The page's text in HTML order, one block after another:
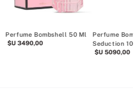
Perfume Bombshell 50 Ml
$U 3490,00
Perfume
Seduction
$U 5090,00